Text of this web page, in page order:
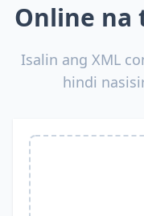
Online na
Isalin ang XML
hindi